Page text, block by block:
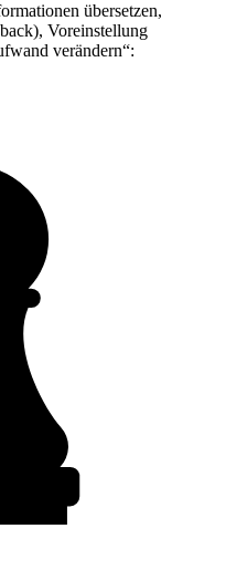
übersetzen,
Voreinstellung
verändern“: